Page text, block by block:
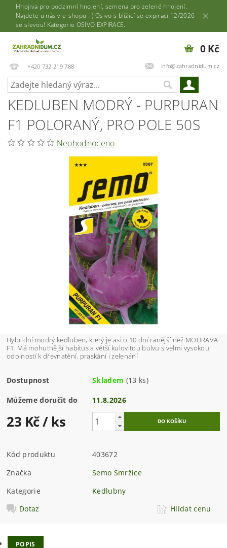
Hnojiva pro podzimní hnojení, semena pro zelené hnojení.
Najdete u nás v e-shopu :-) Osivo s blížící se expirací 12/2026
se slevou! Kategorie OSIVO EXPIRACE.
+420 732 219 788 info@zahradnidum.cz
0 Kč
KEDLUBEN MODRÝ - PURPURAN
F1 POLORANÝ, PRO POLE 50S
Neohodnoceno
Hybridní modrý kedluben, který je asi o 10 dní ranější než MODRAVA
F1. Má mohutnější habitus a větší kulovitou bulvu s velmi vysokou
odolností k dřevnatění, praskání i zelenání
Dostupnost Skladem (13 ks)
Můžeme doručit do 11.8.2026
23 Kč/ ks
Kód produktu
403672
Značka
Semo Smržice
Kategorie
Kedlubny
Dotaz
Hlídat cenu
POPIS